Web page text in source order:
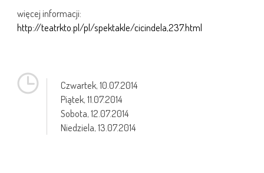
więcej informacji:
http://teatrkto.pl/pl/spektakle/cicindela,237.html
Czwartek,10.07.2014
Piątek,11.07.2014
Sobota,12.07.2014
Niedziela,13.07.2014